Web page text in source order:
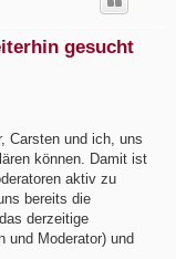
gesucht
Carsten und ich, uns
können. Damit ist
aktiv zu
bereits die
derzeitige
und Moderator) und